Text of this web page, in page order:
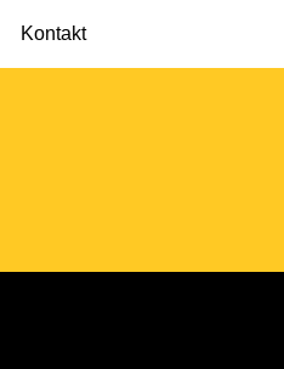
Kontakt